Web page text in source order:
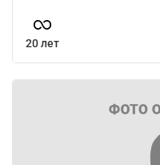
20 лет